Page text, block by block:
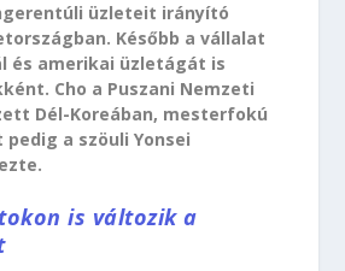
üzleteit irányító
Később a vállalat
és amerikai üzletágát is
Cho a Puszani Nemzeti
Dél-Koreában, mesterfokú
a szöuli Yonsei
is változik a